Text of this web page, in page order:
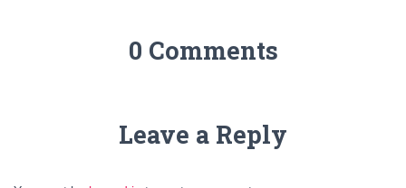
0 Comments
Leave a Reply